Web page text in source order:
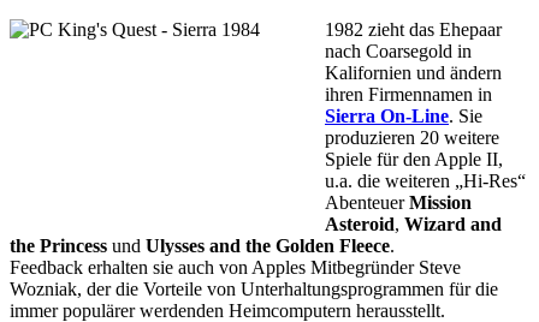
1982 zieht das Ehepaar
nach Coarsegold in
Kalifornien und ändern
ihren Firmennamen in
Sierra On-Line. Sie
produzieren 20 weitere
Spiele für den Apple II,
u.a. die weiteren „Hi-Res“
AbenteuerMission
Asteroid, Wizard and
the Princess und Ulysses and the Golden Fleece.
Feedback erhalten sie auch von Apples Mitbegründer Steve
Wozniak, der die Vorteile von Unterhaltungsprogrammen für die
immer populärer werdenden Heimcomputern herausstellt.